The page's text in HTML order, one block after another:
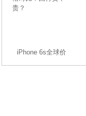
iPhone 6s全球价